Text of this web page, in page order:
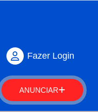
Fazer Login
ANUNCIAR